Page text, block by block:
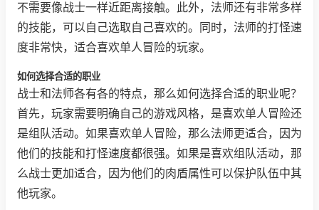
不需要像战士一样近距离接触。此外，法师还有非常多样
的技能，可以自己选取自己喜欢的。同时，法师的打怪速
度非常快，适合喜欢单人冒险的玩家。
如何选择合适的职业
战士和法师各有各的特点，那么如何选择合适的职业呢？
首先，玩家需要明确自己的游戏风格，是喜欢单人冒险还
是组队活动。如果喜欢单人冒险，那么法师更适合，因为
他们的技能和打怪速度都很强。如果是喜欢组队活动，那
么战士更加适合，因为他们的肉盾属性可以保护队伍中其
他玩家。